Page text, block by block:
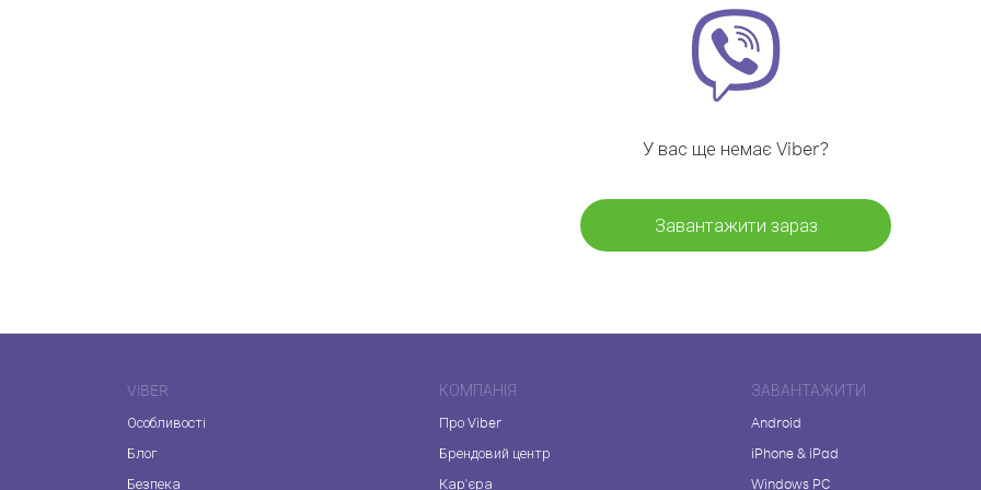
У вас ще немає Viber?
Завантажити зараз
VIBER
Особливості
Блог
Безпека
КОМПАНІЯ
Про Viber
Брендовий центр
Кар'єра
ЗАВАНТАЖИТИ
Android
iPhone & iPad
Windows PC